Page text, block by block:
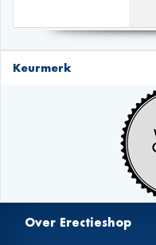
Keurmerk
Over Erectieshop